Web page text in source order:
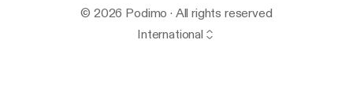
© 2026 Podimo · All rights reserved
International